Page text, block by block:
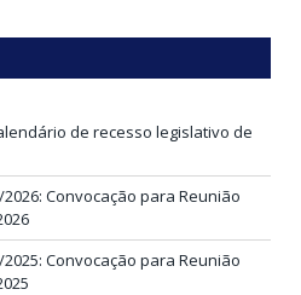
de recesso legislativo de
Convocação para Reunião
Convocação para Reunião